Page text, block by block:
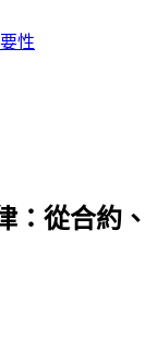
性
：從合約、